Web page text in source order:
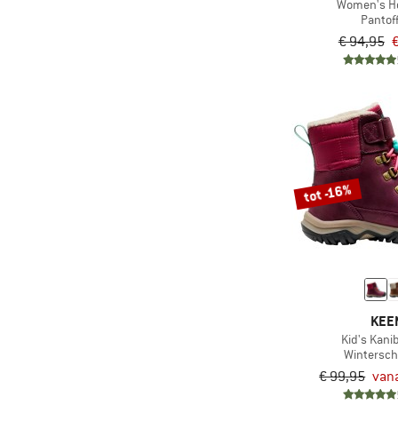
Women's
€ 94,95
tot -16%
Kid's
€ 99,95